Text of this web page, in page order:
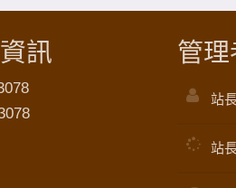
訊 管理
站
站